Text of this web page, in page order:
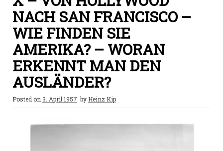
NACH SAN FRANCISCO –
WIE FINDEN SIE
AMERIKA? – WORAN
ERKENNT MAN DEN
AUSLÄNDER?
Posted on 3. April 1957 by Heinz Kip